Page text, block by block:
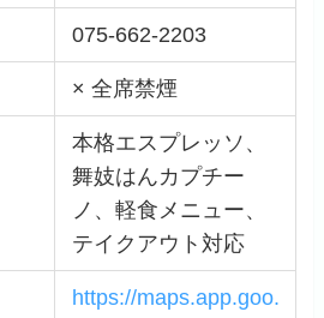
075-662-2203
× 全席禁煙
本格エスプレッソ、
舞妓はんカプチー
ノ、軽食メニュー、
テイクアウト対応
https://maps.app.goo.